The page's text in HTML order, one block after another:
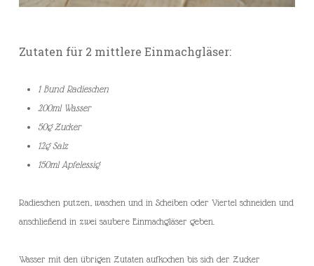
Zutaten für 2 mittlere Einmachgläser:
1 Bund Radieschen
200ml Wasser
50g Zucker
12g Salz
150ml Apfelessig
Radieschen putzen, waschen und in Scheiben oder Viertel schneiden und
anschließend in zwei saubere Einmachgläser geben.
Wasser mit den übrigen Zutaten aufkochen bis sich der Zucker